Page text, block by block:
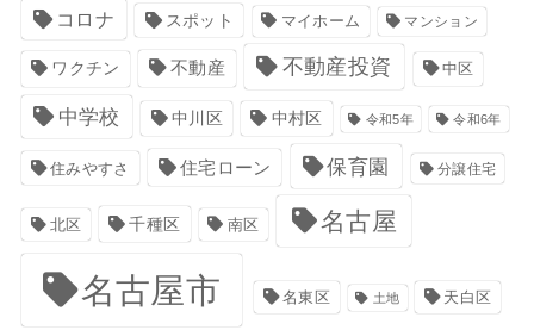
コロナ スポット マイホーム マンション
ワクチン 不動産 不動産投資 中区
中学校 中川区 中村区 令和5年 令和6年
住みやすさ 住宅ローン 保育園 分譲住宅
北区 千種区 南区 名古屋
名古屋市 名東区 土地 天白区